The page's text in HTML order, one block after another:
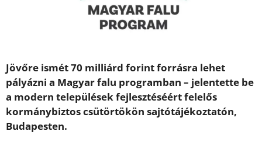
Jövőre ismét 70 milliárd forint forrásra lehet
pályázni a Magyar falu programban – jelentette be
a modern települések fejlesztéséért felelős
kormánybiztos csütörtökön sajtótájékoztatón,
Budapesten.